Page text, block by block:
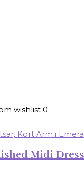
wishlist 0
Midi